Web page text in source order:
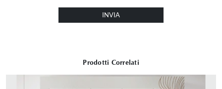
Prodotti Correlati
INVIA